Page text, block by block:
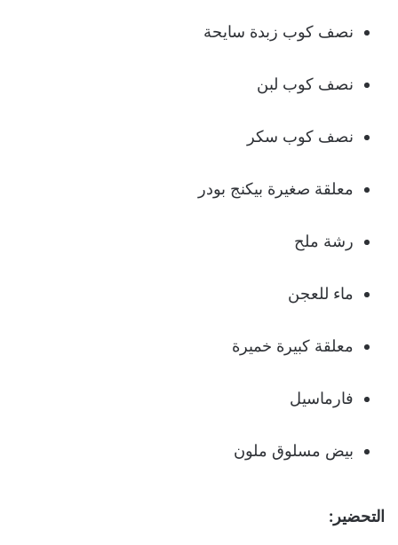
نصف كوب زبدة سايحة
نصف كوب لبن
نصف كوب سكر
معلقة صغيرة بيكنج بودر
رشة ملح
ماء للعجن
معلقة كبيرة خميرة
فارماسيل
بيض مسلوق ملون
التحضير: